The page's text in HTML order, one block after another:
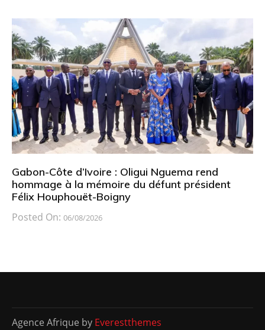
Gabon-Côte d’Ivoire : Oligui Nguema rend
hommage à la mémoire du défunt président
Félix Houphouët-Boigny
Posted On: 06/08/2026
Agence Afrique by Everestthemes